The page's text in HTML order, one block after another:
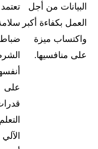
البيانات من أجل
العمل بكفاءة أكبر
واكتساب ميزة
على منافسيها.
تعتمد
على
الآلي